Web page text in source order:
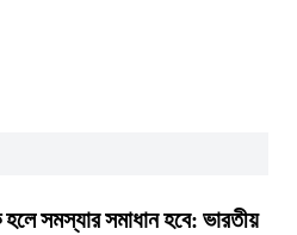
সমস্যার সমাধান হবে: ভারতীয়